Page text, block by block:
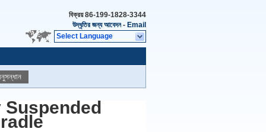
বিক্রয়86-199-1828-3344
উদ্ধৃতির জন্য আবেদন - Email
Select Language
Suspended